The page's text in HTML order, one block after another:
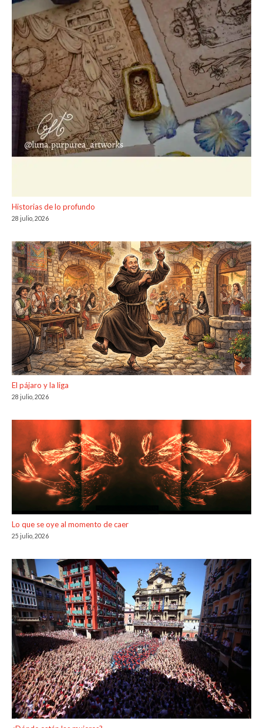
Historias de lo profundo
28 julio, 2026
El pájaro y la liga
28 julio, 2026
Lo que se oye al momento de caer
25 julio, 2026